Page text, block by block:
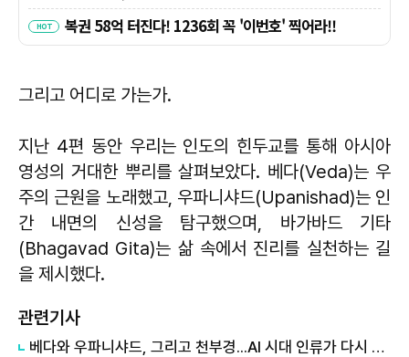
그리고 어디로 가는가.
지난 4편 동안 우리는 인도의 힌두교를 통해 아시아
영성의 거대한 뿌리를 살펴보았다. 베다(Veda)는 우
주의 근원을 노래했고, 우파니샤드(Upanishad)는 인
간 내면의 신성을 탐구했으며, 바가바드 기타
(Bhagavad Gita)는 삶 속에서 진리를 실천하는 길
을 제시했다.
관련기사
베다와 우파니샤드, 그리고 천부경...AI 시대 인류가 다시 읽어야 할 우주의 경전